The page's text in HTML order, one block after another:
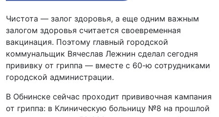
Чистота — залог здоровья, а еще одним важным
залогом здоровья считается своевременная
вакцинация. Поэтому главный городской
коммунальщик Вячеслав Лежнин сделал сегодня
прививку от гриппа — вместе с 60-ю сотрудниками
городской администрации.
В Обнинске сейчас проходит прививочная кампания
от гриппа: в Клиническую больницу №8 на прошлой